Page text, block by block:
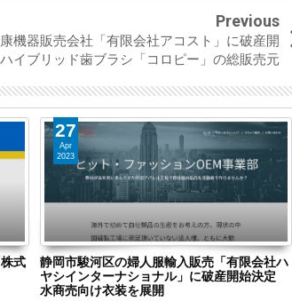
Previous
機器販売会社「有限会社アコスト」に破産開
イブリッド歯ブラシ「コロピー」の総販売元
ハ
定
30
Oct
2016
京都府舞鶴市のECサイト運営「株式会社
ANtenna」に破産開始決定 楽天などにア
パレルEC「洋服DAISUKI」を出店